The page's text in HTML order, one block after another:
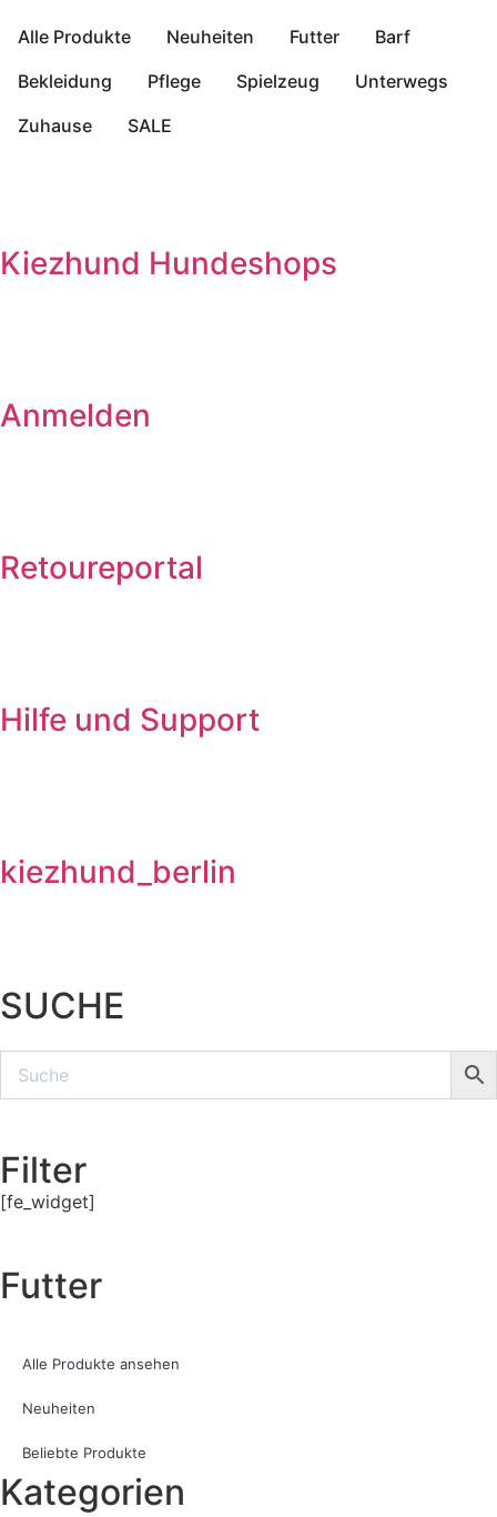
Alle Produkte Neuheiten Futter
Barf
Bekleidung
Pflege Spielzeug
Unterwegs
Zuhause
SALE
Kiezhund Hundeshops
Anmelden
Retoureportal
Hilfe und Support
kiezhund_berlin
SUCHE
Filter
[fe_widget]
Futter
Alle Produkte ansehen
Neuheiten
Beliebte Produkte
Kategorien